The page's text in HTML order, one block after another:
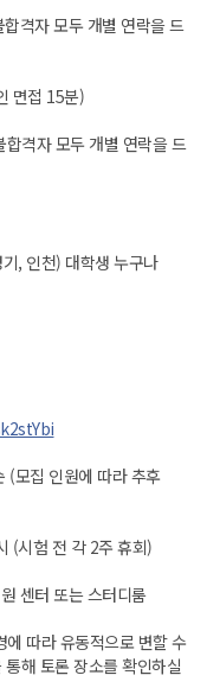
격자 모두 개별 연락을 드
면접 15분)
격자 모두 개별 연락을 드
, 인천) 대학생 누구나
(모집 인원에 따라 추후
(시험 전 각 2주 휴회)
센터 또는 스터디룸
따라 유동적으로 변할 수
해 토론 장소를 확인하실